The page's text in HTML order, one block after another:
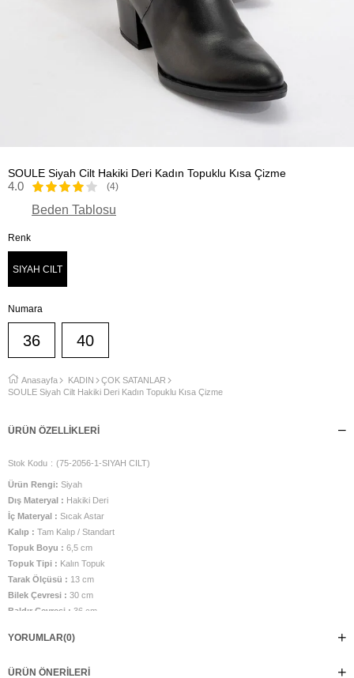
SOULE Siyah Cilt Hakiki Deri Kadın Topuklu Kısa Çizme
4.0 (4)
Beden Tablosu
Renk
SIYAH CILT
Numara
36 40
Anasayfa KADIN
ÇOK SATANLAR
SOULE Siyah Cilt Hakiki Deri Kadın Topuklu Kısa Çizme
ÜRÜN ÖZELLIKLERI
Stok Kodu (75-2056-1-SIYAH CILT)
Ürün Rengi: Siyah
Dış Materyal : Hakiki Deri
İç Materyal : Sıcak Astar
Kalıp : Tam Kalıp / Standart
Topuk Boyu : 6,5 cm
Topuk Tipi : Kalın Topuk
Tarak Ölçüsü : 13 cm
Bilek Çevresi : 30 cm
Baldır Çevresi : 36 cm
İç Taban Ölçüsü :
Üretim Yeri :Türkiye
YORUMLAR(0)
ÜRÜN ÖNERILERI